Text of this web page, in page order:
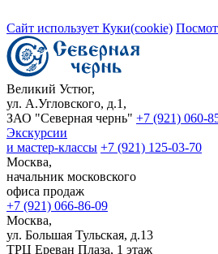
Сайт использует Куки(cookie)
Великий Устюг,
ул. А.Угловского, д.1,
ЗАО "Северная чернь" +7 (921) 060-
Экскурсии
и мастер-классы +7 (921) 125-03-70
Москва,
начальник московского
офиса продаж
+7 (921) 066-86-09
Москва,
ул. Большая Тульская, д.13
ТРЦ Ереван Плаза, 1 этаж